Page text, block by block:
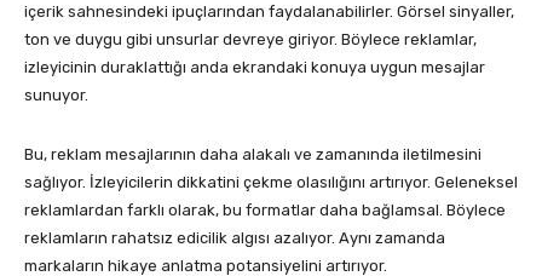
içerik sahnesindeki ipuçlarından faydalanabilirler. Görsel sinyaller,
ton ve duygu gibi unsurlar devreye giriyor. Böylece reklamlar,
izleyicinin duraklattığı anda ekrandaki konuya uygun mesajlar
sunuyor.
Bu, reklam mesajlarının daha alakalı ve zamanında iletilmesini
sağlıyor. İzleyicilerin dikkatini çekme olasılığını artırıyor. Geleneksel
reklamlardan farklı olarak, bu formatlar daha bağlamsal. Böylece
reklamların rahatsız edicilik algısı azalıyor. Aynı zamanda
markaların hikaye anlatma potansiyelini artırıyor.